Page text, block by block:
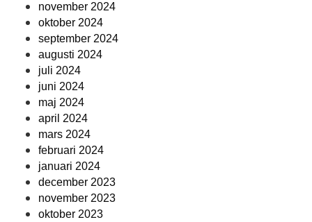
november 2024
oktober 2024
september 2024
augusti 2024
juli 2024
juni 2024
maj 2024
april 2024
mars 2024
februari 2024
januari 2024
december 2023
november 2023
oktober 2023